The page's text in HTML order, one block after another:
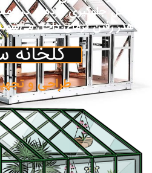
داخل جلوگیری کرده و در
هدر رفتن گرمای داخل
گلخانه
طراحی و